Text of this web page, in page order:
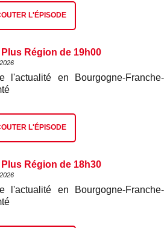
L'ÉPISODE
Plus Région de 19h00
l'actualité en Bourgogne-Franche-
L'ÉPISODE
Plus Région de 18h30
l'actualité en Bourgogne-Franche-